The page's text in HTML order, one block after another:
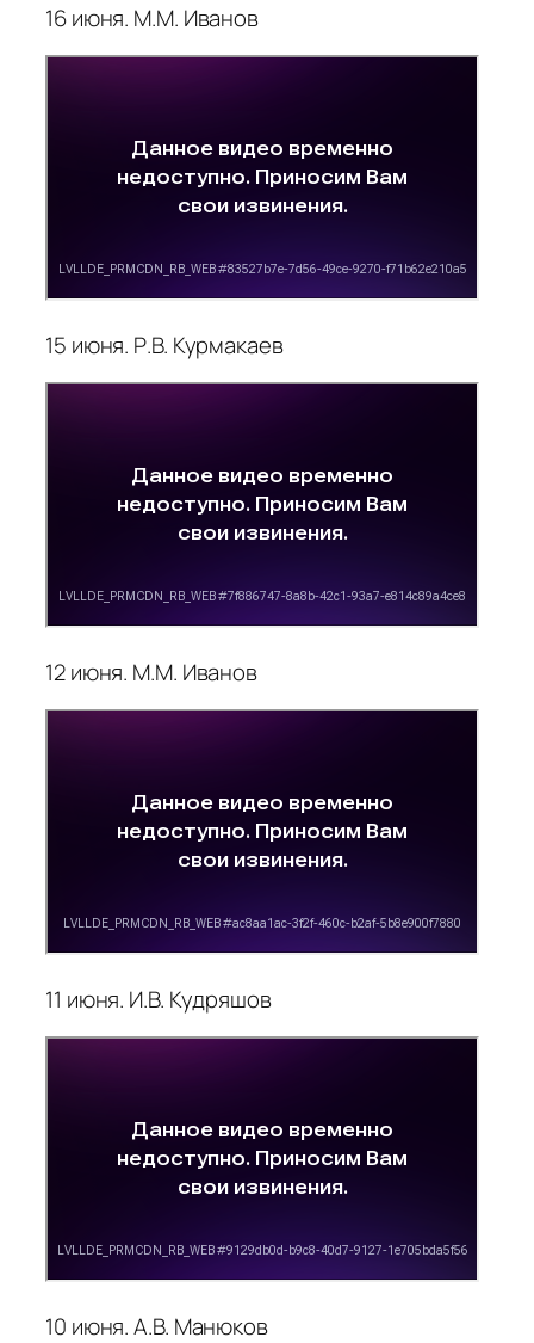
16 июня. М.М. Иванов
15 июня. Р.В. Курмакаев
12 июня. М.М. Иванов
11 июня. И.В. Кудряшов
10 июня. А.В. Манюков